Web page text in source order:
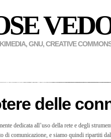
GNU, CREATIVE
delle
dedicata all’uso della rete e degli
di comunicazione, e siamo quindi ripartiti